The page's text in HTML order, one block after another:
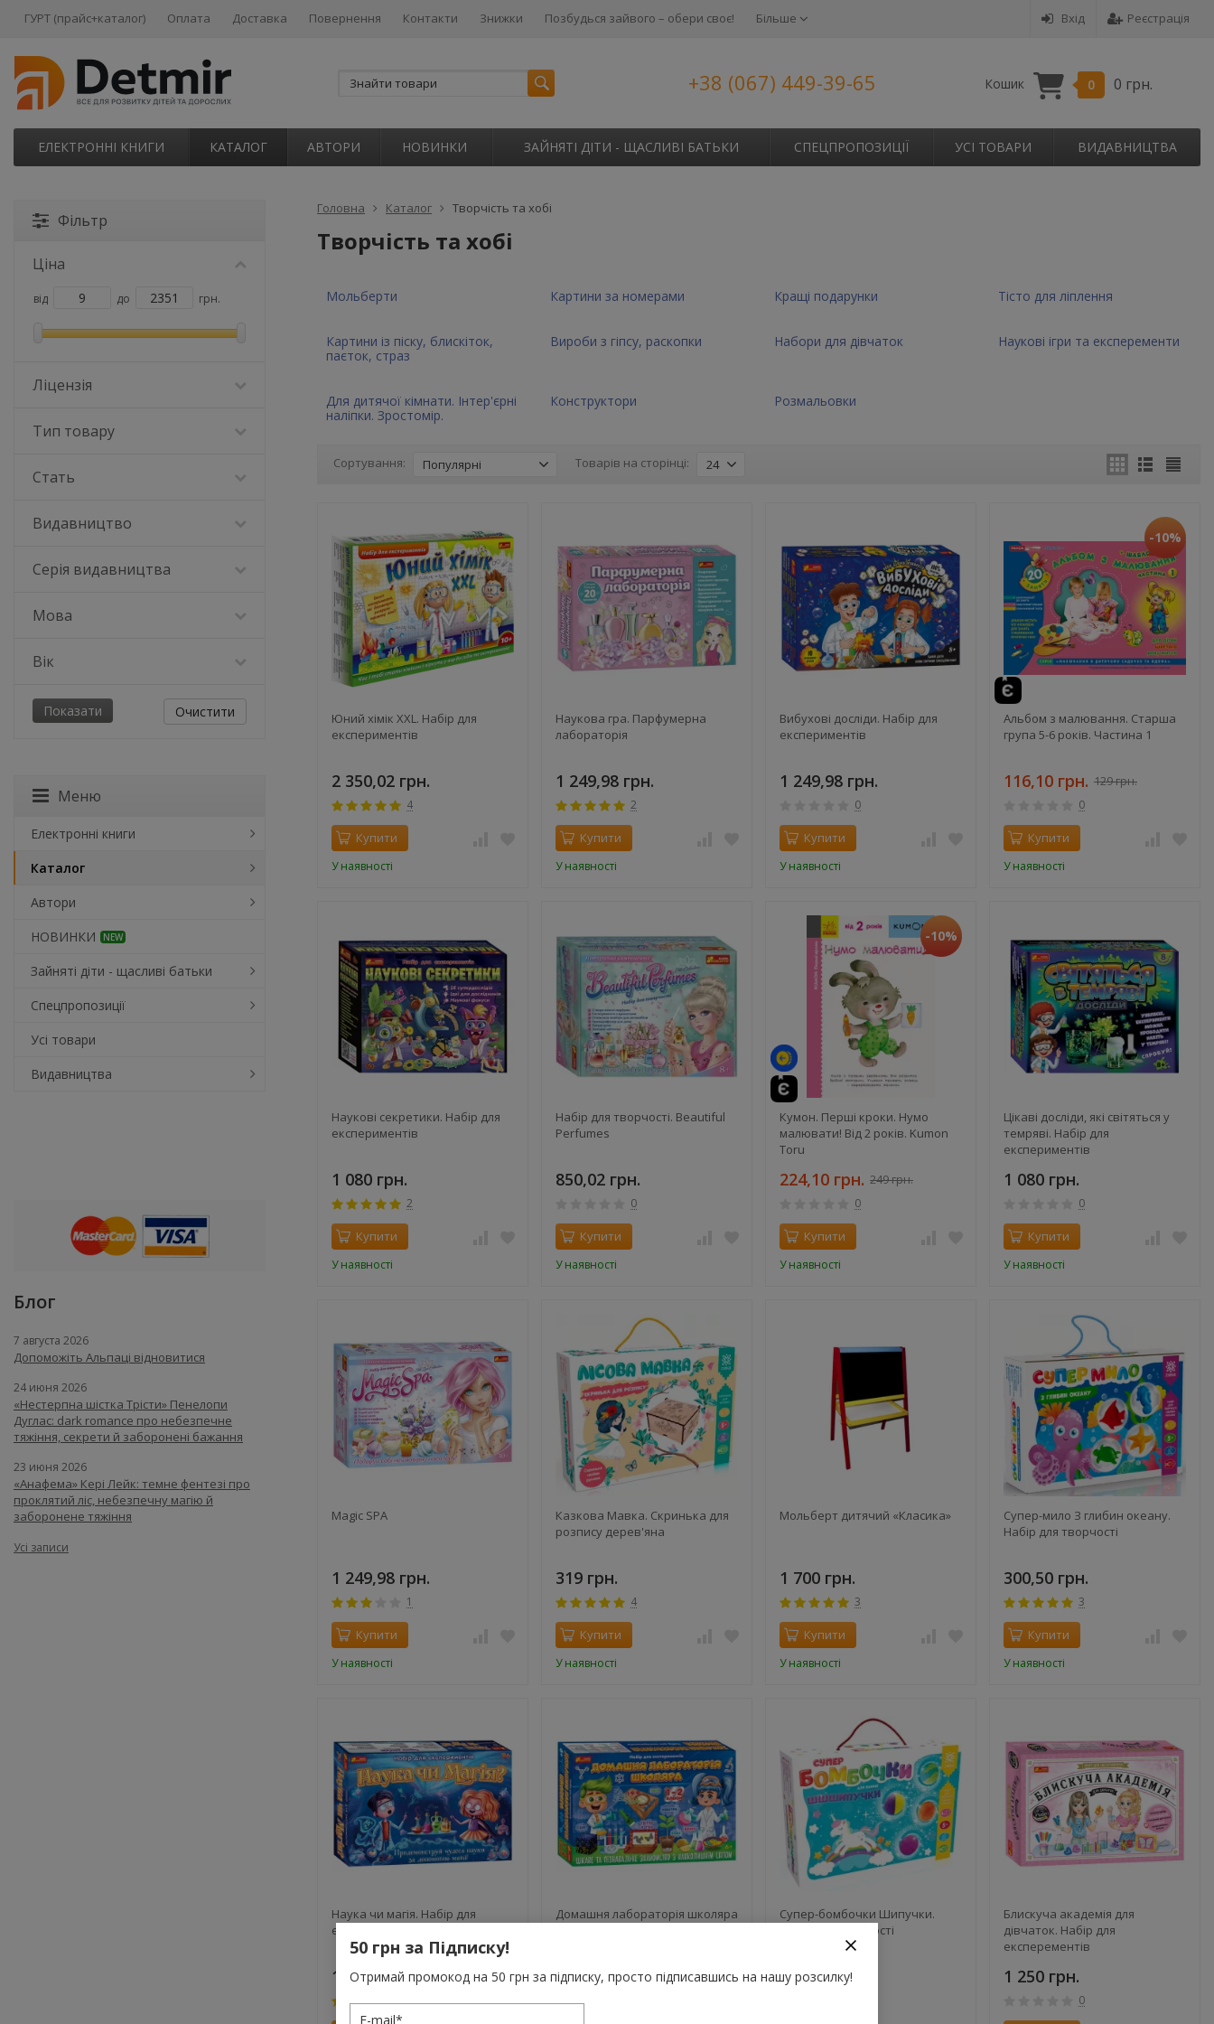
Вхід Реєстрація
ГУРТ (прайс+каталог) Оплата Доставка Повернення Контакти Знижки Позбудься зайвого – обери своє! Більше
+38 (067) 449-39-65 Кошик 0 0 грн.
ЕЛЕКТРОННІ КНИГИ КАТАЛОГ АВТОРИ НОВИНКИ ЗАЙНЯТІ ДІТИ - ЩАСЛИВІ БАТЬКИ СПЕЦПРОПОЗИЦІЇ УСІ ТОВАРИ ВИДАВНИЦТВА
Головна Каталог Творчість та хобі
Творчість та хобі
Мольберти Картини за номерами Кращі подарунки Тісто для ліплення
Картини із піску, блискіток,
паєток, страз
Вироби з гіпсу, раскопки Набори для дівчаток Наукові ігри та експеременти
Для дитячої кімнати. Інтер'єрні
наліпки. Зростомір.
Конструктори Розмальовки
Сортування: Популярні Товарів на сторінці: 24
Юний хімік XXL. Набір для
експериментів
2 350,02 грн.
4
Купити
У наявності
Наукова гра. Парфумерна
лабораторія
1 249,98 грн.
2
Купити
У наявності
Вибухові досліди. Набір для
експериментів
1 249,98 грн.
0
Купити
У наявності
-10%
Альбом з малювання. Старша
група 5-6 років. Частина 1
116,10 грн. 129 грн.
0
Купити
У наявності
Наукові секретики. Набір для
експериментів
1 080 грн.
2
Купити
У наявності
Набір для творчості. Beautiful
Perfumes
850,02 грн.
0
Купити
У наявності
-10%
Кумон. Перші кроки. Нумо
малювати! Від 2 років. Kumon
Toru
224,10 грн. 249 грн.
0
Купити
У наявності
Цікаві досліди, які світяться у
темряві. Набір для
експериментів
1 080 грн.
0
Купити
У наявності
Magic SPA
1 249,98 грн.
1
Купити
У наявності
Казкова Мавка. Скринька для
розпису дерев'яна
319 грн.
4
Купити
У наявності
Мольберт дитячий «Класика»
1 700 грн.
3
Купити
У наявності
Супер-мило З глибин океану.
Набір для творчості
300,50 грн.
3
Купити
У наявності
Наука чи магія. Набір для
експериментів
1 250 грн.
2
Домашня лабораторія школяра
1 250 грн.
Супер-бомбочки Шипучки.
Набір для творчості
289 грн.
Блискуча академія для
дівчаток. Набір для
експерементів
1 250 грн.
0
Фільтр
Ціна
від до грн.
Ліцензія
Тип товару
Стать
Видавництво
Серія видавництва
Мова
Вік
Очистити
Меню
Електронні книги
Каталог
Автори
НОВИНКИ
NEW
Зайняті діти - щасливі батьки
Спецпропозиції
Усі товари
Видавництва
Блог
7 августа 2026
Допоможіть Альпаці відновитися
24 июня 2026
«Нестерпна шістка Трісти» Пенелопи
Дуглас: dark romance про небезпечне
тяжіння, секрети й заборонені бажання
23 июня 2026
«Анафема» Кері Лейк: темне фентезі про
проклятий ліс, небезпечну магію й
заборонене тяжіння
Усі записи
50 грн за Підписку!
Отримай промокод на 50 грн за підписку, просто підписавшись на нашу розсилку!